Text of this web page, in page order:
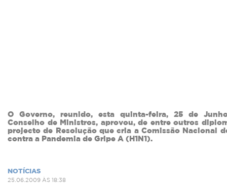
O Governo, reunido, esta quinta-feira, 25 de
Conselho de Ministros, aprovou, de entre outros
projecto de Resolução que cria a Comissão Nacional
contra a Pandemia de Gripe A (H1N1).
NOTÍCIAS
25.06.2009 ÀS 18:38